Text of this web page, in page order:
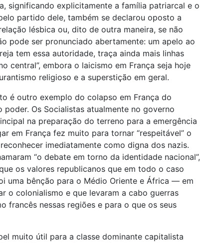
significando explicitamente a família patriarcal e o
partido dele, também se declarou oposto a
lésbica ou, dito de outra maneira, se não
pode ser pronunciado abertamente: um apelo ao
tem essa autoridade, traça ainda mais linhas
central”, embora o laicismo em França seja hoje
religioso e a superstição em geral.
é outro exemplo do colapso em França do
Os Socialistas atualmente no governo
na preparação do terreno para a emergência
em França fez muito para tornar “respeitável” o
imediatamente como digna dos nazis.
“o debate em torno da identidade nacional”,
os valores republicanos que em todo o caso
uma bênção para o Médio Oriente e África — em
o colonialismo e que levaram a cabo guerras
francês nessas regiões e para o que os seus
muito útil para a classe dominante capitalista